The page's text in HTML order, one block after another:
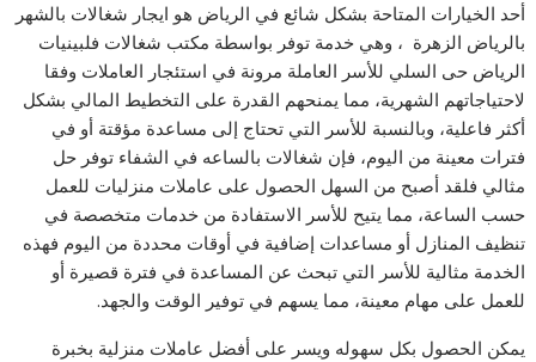
أحد الخيارات المتاحة بشكل شائع في الرياض هو ايجار شغالات بالشهر
بالرياض الزهرة ، وهي خدمة توفر بواسطة مكتب شغالات فلبينيات
الرياض حى السلي للأسر العاملة مرونة في استئجار العاملات وفقا
لاحتياجاتهم الشهرية، مما يمنحهم القدرة على التخطيط المالي بشكل
أكثر فاعلية، وبالنسبة للأسر التي تحتاج إلى مساعدة مؤقتة أو في
فترات معينة من اليوم، فإن شغالات بالساعه في الشفاء توفر حل
مثالي فلقد أصبح من السهل الحصول على عاملات منزليات للعمل
حسب الساعة، مما يتيح للأسر الاستفادة من خدمات متخصصة في
تنظيف المنازل أو مساعدات إضافية في أوقات محددة من اليوم فهذه
الخدمة مثالية للأسر التي تبحث عن المساعدة في فترة قصيرة أو
للعمل على مهام معينة، مما يسهم في توفير الوقت والجهد.
يمكن الحصول بكل سهوله ويسر على أفضل عاملات منزلية بخبرة